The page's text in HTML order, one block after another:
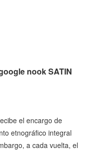
nook SATIN
el encargo de
etnográfico integral
a cada vuelta, el